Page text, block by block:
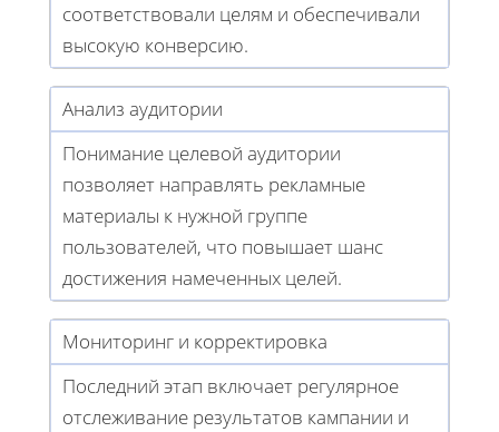
соответствовали целям и обеспечивали
высокую конверсию.
Анализ аудитории
Понимание целевой аудитории
позволяет направлять рекламные
материалы к нужной группе
пользователей, что повышает шанс
достижения намеченных целей.
Мониторинг и корректировка
Последний этап включает регулярное
отслеживание результатов кампании и